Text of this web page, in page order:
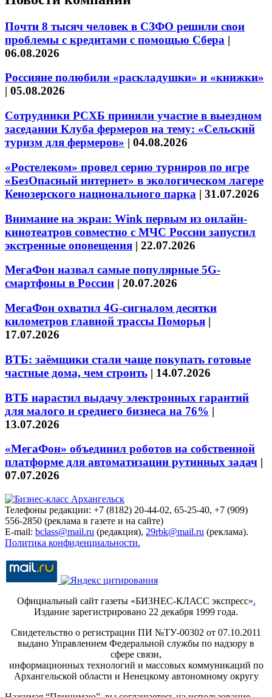
Почти 8 тысяч человек в СЗФО решили свои
проблемы с кредитами с помощью Сбера |
06.08.2026
Россияне полюбили «раскладушки» и «книжки»
| 05.08.2026
Сотрудники РСХБ приняли участие в выездном
заседании Клуба фермеров на тему: «Сельский
туризм для фермеров» | 04.08.2026
«Ростелеком» провел серию турниров по игре
«БезОпасный интернет» в экологическом лагере
Кенозерского национального парка | 31.07.2026
Внимание на экран: Wink первым из онлайн-
кинотеатров совместно с МЧС России запустил
экстренные оповещения | 22.07.2026
МегаФон назвал самые популярные 5G-
смартфоны в России | 20.07.2026
МегаФон охватил 4G-сигналом десятки
километров главной трассы Поморья |
17.07.2026
ВТБ: заёмщики стали чаще покупать готовые
частные дома, чем строить | 14.07.2026
ВТБ нарастил выдачу электронных гарантий
для малого и среднего бизнеса на 76% |
13.07.2026
«МегаФон» объединил роботов на собственной
платформе для автоматизации рутинных задач |
07.07.2026
Телефоны редакции: +7 (8182) 20-44-02, 65-25-40, +7 (909)
556-2850 (реклама в газете и на сайте)
E-mail: bclass@mail.ru (редакция), 29rbk@mail.ru (реклама).
Политика конфиденциальности.
Официальный сайт газеты «БИЗНЕС-КЛАСС экспресс».
Издание зарегистрировано 22 декабря 1999 года.
Свидетельство о регистрации ПИ №ТУ-00302 от 07.10.2011
выдано Управлением Федеральной службы по надзору в
сфере связи,
информационных технологий и массовых коммуникаций по
Архангельской области и Ненецкому автономному округу